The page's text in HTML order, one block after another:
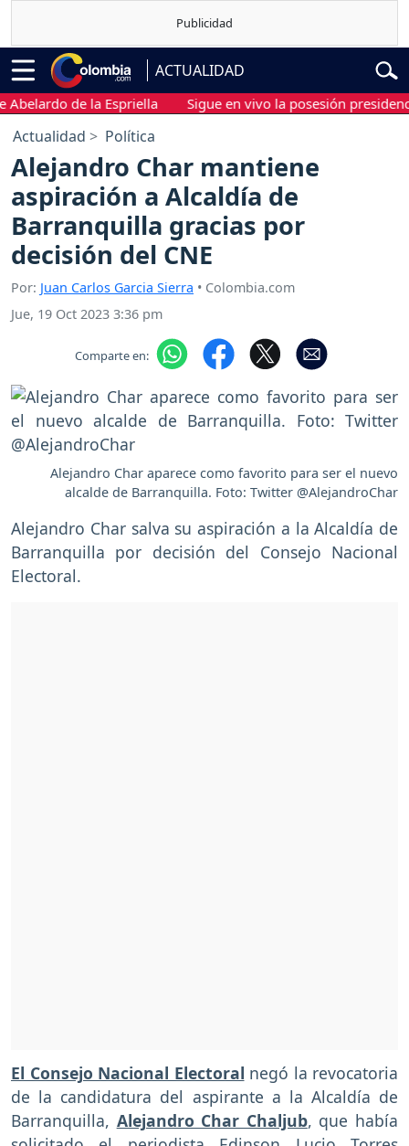
ACTUALIDAD
de la Espriella Sigue en vivo la posesión presidencial
Actualidad Política
Alejandro Char mantiene
aspiración a Alcaldía de
Barranquilla gracias por
decisión del CNE
Por: Juan Carlos Garcia Sierra • Colombia.com
Jue, 19 Oct 2023 3:36 pm
Comparte en:
Alejandro Char aparece como favorito para ser el nuevo
alcalde de Barranquilla. Foto: Twitter @AlejandroChar
Alejandro Char salva su aspiración a la Alcaldía de
Barranquilla por decisión del Consejo Nacional
Electoral.
El Consejo Nacional Electoral negó la revocatoria
de la candidatura del aspirante a la Alcaldía de
Barranquilla, Alejandro Char Chaljub, que había